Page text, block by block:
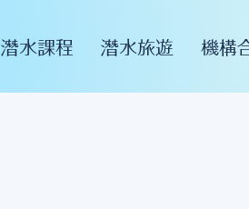
潛水課程 潛水旅遊 機構